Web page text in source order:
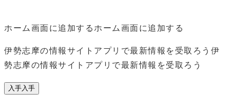
ホーム画面に追加する ホーム画面に追加する
伊勢志摩の情報サイトアプリで最新情報を受取ろう 伊
勢志摩の情報サイトアプリで最新情報を受取ろう
入手 入手